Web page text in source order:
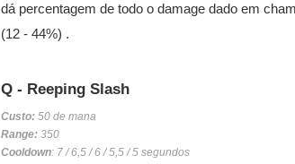
dá percentagem de todo o damage dado em
(12 - 44%) .
Q - Reeping Slash
Custo:50 de mana
Range:350
Cooldown: 7 / 6,5 / 6 / 5,5 / 5 segundos